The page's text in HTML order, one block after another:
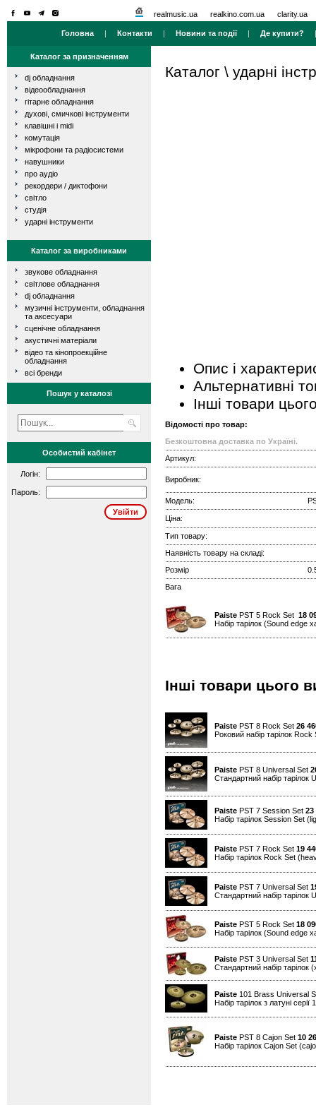
realmusic.ua realkino.com.ua clarity.ua
Головна | Контакти | Новини та події| Де купити?
Каталог за призначенням
dj обладнання
відеообладнання
гітарне обладнання
духові, смичкові інструменти
клавішні і midi
комутація
мікрофони та радіосистеми
навушники
про аудіо
рекордери / диктофони
світло
студія
ударні інструменти
Каталог за виробниками
звукове обладнання
світлове обладнання
dj обладнання
музичні інструменти, обладнання
та аксесуари
сценічне обладнання
акустичні матеріали
відео та кінопроекційне
обладнання
всі бренди
Пошук у каталозі
Особистий кабінет
Логін:
Пароль:
Каталог \ ударні
Опис і
Альтернативні
Інші товари
Відомості про товар:
Безкоштовна доставка по Україні.
Артикул:
Виробник:
Модель:
Ціна:
Тип товару:
Наявність товару на складі:
Розмір
Вага
Paiste PST 5 Rock Set 18
Набір тарілок (Sound
Інші товари цього
Paiste PST 8 Rock Set 26
Роковий набір тарілок
Paiste PST 8 Universal Set
Стандартний набір
Paiste PST 7 Session Set 23
Набір тарілок Session Set
Paiste PST 7 Rock Set 19
Набір тарілок Rock Set
Paiste PST 7 Universal Set
Стандартний набір
Paiste PST 5 Rock Set 18
Набір тарілок (Sound
Paiste PST 3 Universal Set
Стандартний набір
Paiste 101 Brass Universal
Набір тарілок з латуні
Paiste PST 8 Cajon Set 10
Набір тарілок Cajon Set